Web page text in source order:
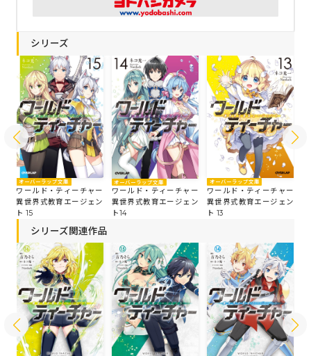
シリーズ
オーバーラップ文庫
ワールド・ティーチャー
異世界式教育エージェン
ト 15
オーバーラップ文庫
ワールド・ティーチャー
異世界式教育エージェン
ト14
オーバーラップ文庫
ワールド・ティーチャー
異世界式教育エージェン
ト 13
シリーズ関連作品